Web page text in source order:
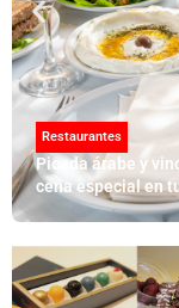
Restaurantes
Picada árabe y
cena especial en